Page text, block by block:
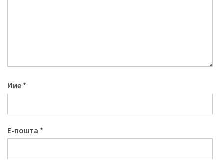
Име *
Е-пошта *